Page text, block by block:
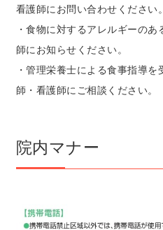
看護師にお問い合わせください。
・食物に対するアレルギーの
師にお知らせください。
・管理栄養士による食事指導
師・看護師にご相談ください。
院内マナー